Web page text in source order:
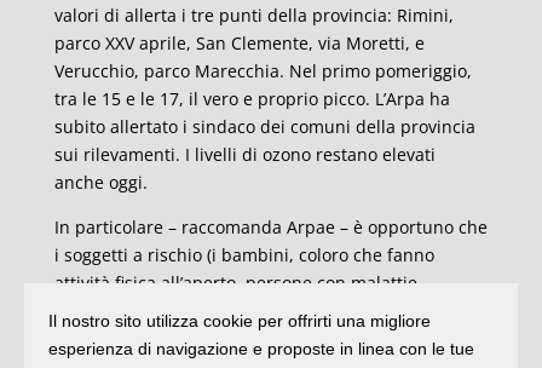
valori di allerta i tre punti della provincia: Rimini,
parco XXV aprile, San Clemente, via Moretti, e
Verucchio, parco Marecchia. Nel primo pomeriggio,
tra le 15 e le 17, il vero e proprio picco. L’Arpa ha
subito allertato i sindaco dei comuni della provincia
sui rilevamenti. I livelli di ozono restano elevati
anche oggi.
In particolare – raccomanda Arpae – è opportuno che
i soggetti a rischio (i bambini, coloro che fanno
attività fisica all’aperto, persone con malattie
respiratorie, persone con una particolare sensibilità
all’ozono) evitino di svolgere attività fisica anche
Il nostro sito utilizza cookie per offrirti una migliore
esperienza di navigazione e proposte in linea con le tue